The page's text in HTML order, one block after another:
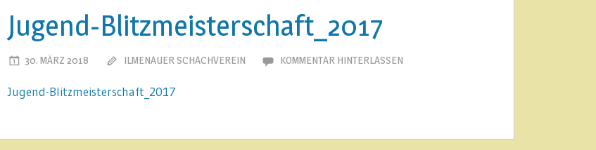
Jugend-Blitzmeisterschaft_2017
30. MÄRZ 2018 ILMENAUER SCHACHVEREIN KOMMENTAR HINTERLASSEN
Jugend-Blitzmeisterschaft_2017